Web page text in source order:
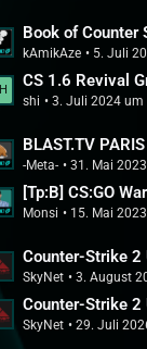
Book of Counter
kAmikAze 5. Juli
CS 1.6 Revival
shi 3. Juli 2024 um
BLAST.TV
-Meta- 31. Mai
[Tp:B] CS:GO
Monsi 15. Mai
Counter-Strike 2
SkyNet 3. August
Counter-Strike 2
SkyNet 29. Juli